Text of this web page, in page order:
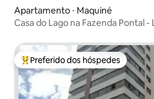
Apartamento ⋅ Maquiné
Casa do Lago na Fazenda Pontal -
Entre os melhores preferidos dos
Preferido dos hóspedes